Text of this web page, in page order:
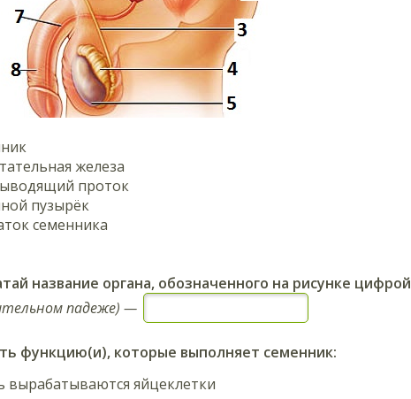
железа
проток
пузырёк
семенника
название органа, обозначенного на рисунке цифрой
падеже) —
функцию(и), которые выполняет семенник:
вырабатываются яйцеклетки